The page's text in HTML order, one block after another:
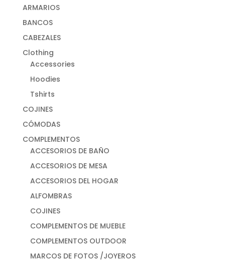
ARMARIOS
BANCOS
CABEZALES
Clothing
Accessories
Hoodies
Tshirts
COJINES
CÓMODAS
COMPLEMENTOS
ACCESORIOS DE BAÑO
ACCESORIOS DE MESA
ACCESORIOS DEL HOGAR
ALFOMBRAS
COJINES
COMPLEMENTOS DE MUEBLE
COMPLEMENTOS OUTDOOR
MARCOS DE FOTOS /JOYEROS